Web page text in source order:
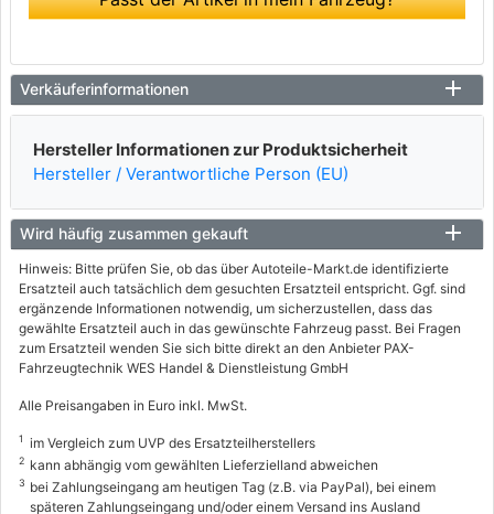
Verkäuferinformationen
Hersteller Informationen zur Produktsicherheit
Hersteller / Verantwortliche Person (EU)
Wird häufig zusammen gekauft
Hinweis: Bitte prüfen Sie, ob das über Autoteile-Markt.de identifizierte
Ersatzteil auch tatsächlich dem gesuchten Ersatzteil entspricht. Ggf. sind
ergänzende Informationen notwendig, um sicherzustellen, dass das
gewählte Ersatzteil auch in das gewünschte Fahrzeug passt. Bei Fragen
zum Ersatzteil wenden Sie sich bitte direkt an den Anbieter PAX-
Fahrzeugtechnik WES Handel & Dienstleistung GmbH
Alle Preisangaben in Euro inkl. MwSt.
1 im Vergleich zum UVP des Ersatzteilherstellers
2 kann abhängig vom gewählten Lieferzielland abweichen
3 bei Zahlungseingang am heutigen Tag (z.B. via PayPal), bei einem
späteren Zahlungseingang und/oder einem Versand ins Ausland